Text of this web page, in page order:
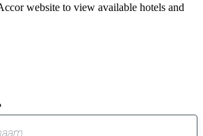
website to view available hotels and